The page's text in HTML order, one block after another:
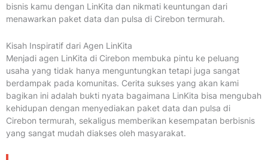
bisnis kamu dengan LinKita dan nikmati keuntungan dari
menawarkan paket data dan pulsa di Cirebon termurah.
Kisah Inspiratif dari Agen LinKita
Menjadi agen LinKita di Cirebon membuka pintu ke peluang
usaha yang tidak hanya menguntungkan tetapi juga sangat
berdampak pada komunitas. Cerita sukses yang akan kami
bagikan ini adalah bukti nyata bagaimana LinKita bisa mengubah
kehidupan dengan menyediakan paket data dan pulsa di
Cirebon termurah, sekaligus memberikan kesempatan berbisnis
yang sangat mudah diakses oleh masyarakat.